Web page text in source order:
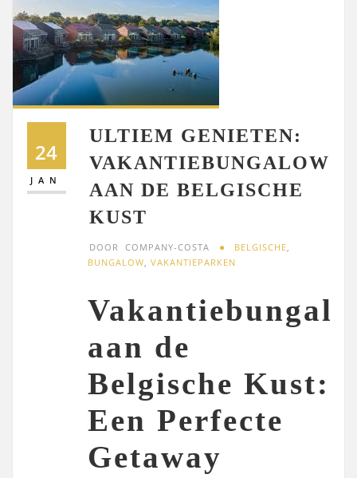
24
JAN
ULTIEM GENIETEN:
VAKANTIEBUNGALOW
AAN DE BELGISCHE
KUST
DOOR COMPANY-COSTA BELGISCHE
BUNGALOW ,VAKANTIEPARKEN
aan de
Belgische Kust:
Een Perfecte
Getaway